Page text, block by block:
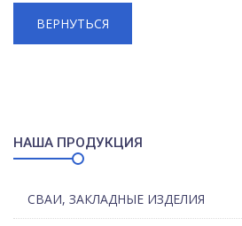
ВЕРНУТЬСЯ
НАША ПРОДУКЦИЯ
СВАИ, ЗАКЛАДНЫЕ ИЗДЕЛИЯ